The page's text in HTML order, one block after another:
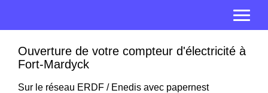
Ouverture de votre compteur d'électricité à
Fort-Mardyck
Sur le réseau ERDF / Enedis avec papernest